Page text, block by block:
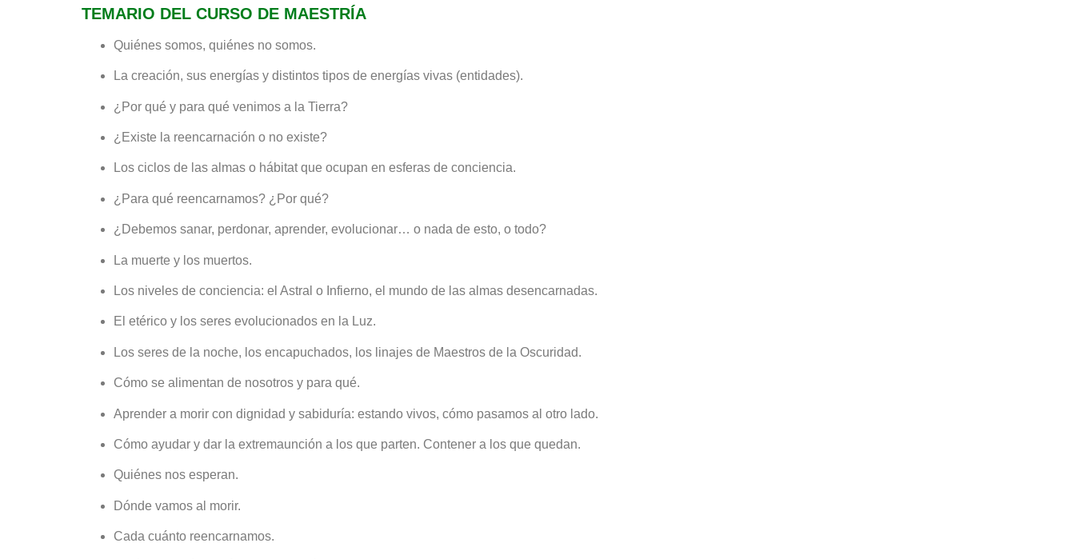
TEMARIO DEL CURSO DE MAESTRÍA
Quiénes somos, quiénes no somos.
La creación, sus energías y distintos tipos de energías vivas (entidades).
¿Por qué y para qué venimos a la Tierra?
¿Existe la reencarnación o no existe?
Los ciclos de las almas o hábitat que ocupan en esferas de conciencia.
¿Para qué reencarnamos? ¿Por qué?
¿Debemos sanar, perdonar, aprender, evolucionar… o nada de esto, o todo?
La muerte y los muertos.
Los niveles de conciencia: el Astral o Infierno, el mundo de las almas desencarnadas.
El etérico y los seres evolucionados en la Luz.
Los seres de la noche, los encapuchados, los linajes de Maestros de la Oscuridad.
Cómo se alimentan de nosotros y para qué.
Aprender a morir con dignidad y sabiduría: estando vivos, cómo pasamos al otro lado.
Cómo ayudar y dar la extremaunción a los que parten. Contener a los que quedan.
Quiénes nos esperan.
Dónde vamos al morir.
Cada cuánto reencarnamos.